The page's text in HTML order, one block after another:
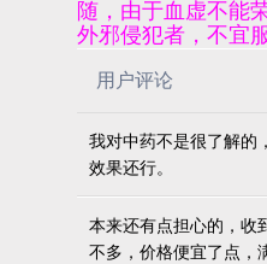
随，由于血虚不能
外邪侵犯者，不宜服
用户评论
我对中药不是很了解的
效果还行。
本来还有点担心的，收
不多，价格便宜了点，